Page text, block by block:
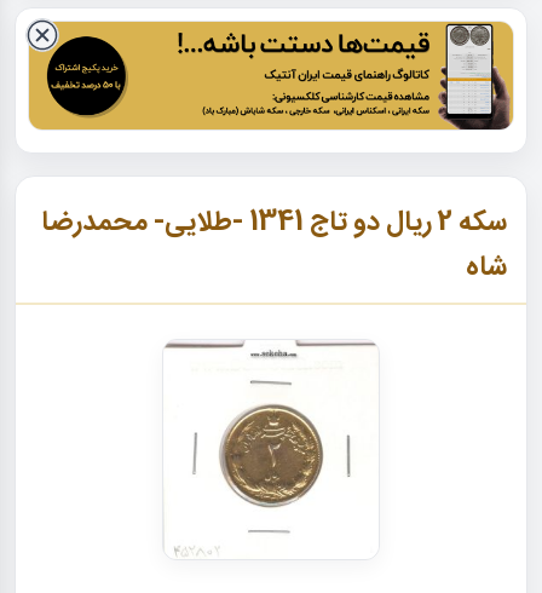
سکه 2 ریال دو تاج 1341 -طلایی- محمدرضا
شاه